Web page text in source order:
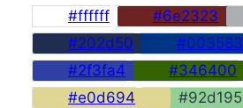
#ffffff #6e2323
#202d50
#003583
#2f3fa4
#346400
#e0d694
#92d195